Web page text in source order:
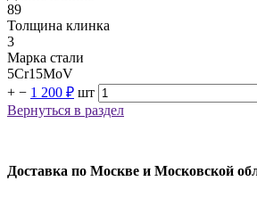
89
Толщина клинка
3
Марка стали
5Cr15MoV
+ − 1 200 ₽ шт
Вернуться в раздел
Доставка по Москве и Московской